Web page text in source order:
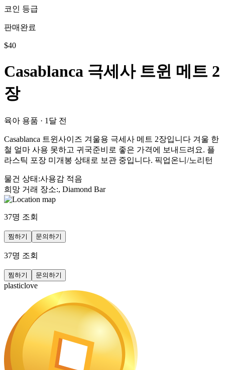
코인 등급
판매완료
$40
Casablanca 극세사 트윈 메트 2
장
육아 용품 · 1달 전
Casablanca 트윈사이즈 겨울용 극세사 메트 2장입니다 겨울 한
철 얼마 사용 못하고 귀국준비로 좋은 가격에 보내드려요. 플
라스틱 포장 미개봉 상태로 보관 중입니다. 픽업온니/노리턴
물건 상태 :사용감 적음
희망 거래 장소:, Diamond Bar
37명 조회
찜하기 문의하기
37명 조회
찜하기 문의하기
plasticlove